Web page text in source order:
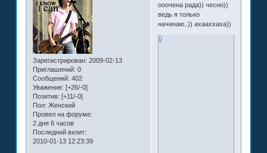
Зарегистрирован: 2009-02-13
Приглашений: 0
Сообщений: 402
Уважение: [+26/-0]
Позитив: [+11/-0]
Пол: Женский
Провел на форуме:
2 дня 6 часов
Последний визит:
2010-01-13 12:23:39
ооочена рада)) чесно))
ведь я только
начинаю..)) ахааххаха))
0